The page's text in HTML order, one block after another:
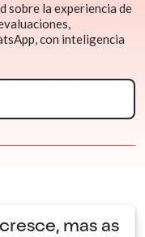
sobre la experiencia de
con inteligencia
mas as